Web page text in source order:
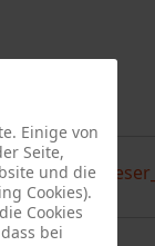
Einige von
Seite,
und die
Cookies).
Cookies
bei